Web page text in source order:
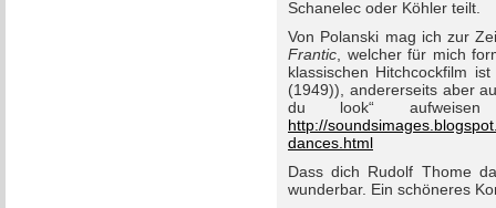
Schanelec oder Köhler teilt.
Von Polanski mag ich zur
Frantic , welcher für mich
klassischen Hitchcockfilm
(1949)), andererseits aber
du look“
http://
dances.html
Dass dich Rudolf Thome
wunderbar. Ein schöneres